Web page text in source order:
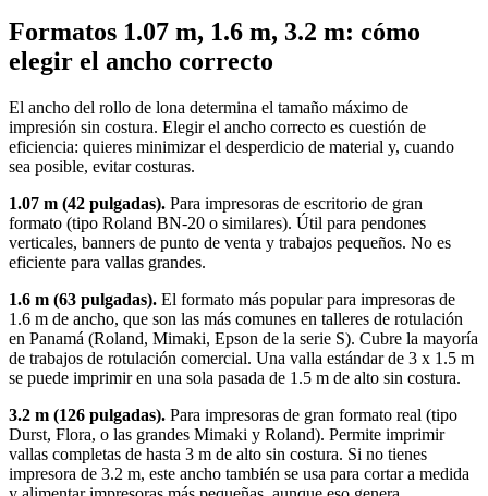
Formatos 1.07 m, 1.6 m, 3.2 m: cómo
elegir el ancho correcto
El ancho del rollo de lona determina el tamaño máximo de
impresión sin costura. Elegir el ancho correcto es cuestión de
eficiencia: quieres minimizar el desperdicio de material y, cuando
sea posible, evitar costuras.
1.07 m (42 pulgadas). Para impresoras de escritorio de gran
formato (tipo Roland BN-20 o similares). Útil para pendones
verticales, banners de punto de venta y trabajos pequeños. No es
eficiente para vallas grandes.
1.6 m (63 pulgadas). El formato más popular para impresoras de
1.6 m de ancho, que son las más comunes en talleres de rotulación
en Panamá (Roland, Mimaki, Epson de la serie S). Cubre la mayoría
de trabajos de rotulación comercial. Una valla estándar de 3 x 1.5 m
se puede imprimir en una sola pasada de 1.5 m de alto sin costura.
3.2 m (126 pulgadas). Para impresoras de gran formato real (tipo
Durst, Flora, o las grandes Mimaki y Roland). Permite imprimir
vallas completas de hasta 3 m de alto sin costura. Si no tienes
impresora de 3.2 m, este ancho también se usa para cortar a medida